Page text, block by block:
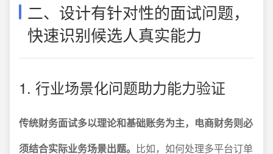
二、设计有针对性的面试问题，
快速识别候选人真实能力
1. 行业场景化问题助力能力验证
传统财务面试多以理论和基础账务为主，电商财务则必
须结合实际业务场景出题。 比如，如何处理多平台订单